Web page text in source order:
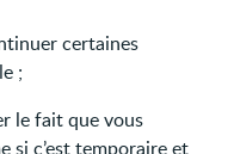
certaines
;
le fait que vous
si c’est temporaire et